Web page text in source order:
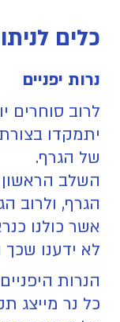
כלים
נרות יפניים
לרוב סוחרים
יתמקדו
של הגרף.
השלב הראשון
הגרף, ולרוב
אשר כולנו
לא ידענו
הנרות
כל נר מייצג